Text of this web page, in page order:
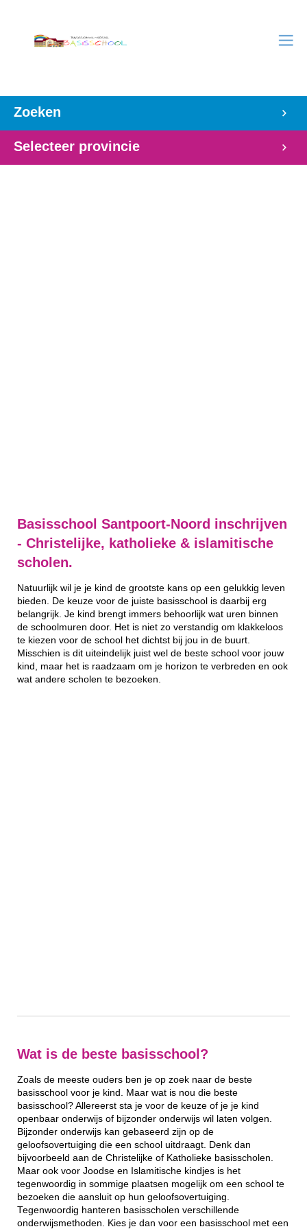
Zoeken
Selecteer provincie
Basisschool Santpoort-Noord inschrijven
- Christelijke, katholieke & islamitische
scholen.
Natuurlijk wil je je kind de grootste kans op een gelukkig leven
bieden. De keuze voor de juiste basisschool is daarbij erg
belangrijk. Je kind brengt immers behoorlijk wat uren binnen
de schoolmuren door. Het is niet zo verstandig om klakkeloos
te kiezen voor de school het dichtst bij jou in de buurt.
Misschien is dit uiteindelijk juist wel de beste school voor jouw
kind, maar het is raadzaam om je horizon te verbreden en ook
wat andere scholen te bezoeken.
Wat is de beste basisschool?
Zoals de meeste ouders ben je op zoek naar de beste
basisschool voor je kind. Maar wat is nou die beste
basisschool? Allereerst sta je voor de keuze of je je kind
openbaar onderwijs of bijzonder onderwijs wil laten volgen.
Bijzonder onderwijs kan gebaseerd zijn op de
geloofsovertuiging die een school uitdraagt. Denk dan
bijvoorbeeld aan de Christelijke of Katholieke basisscholen.
Maar ook voor Joodse en Islamitische kindjes is het
tegenwoordig in sommige plaatsen mogelijk om een school te
bezoeken die aansluit op hun geloofsovertuiging.
Tegenwoordig hanteren basisscholen verschillende
onderwijsmethoden. Kies je dan voor een basisschool met een